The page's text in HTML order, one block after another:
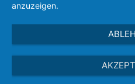
Alle Artikel
anzuzeigen.